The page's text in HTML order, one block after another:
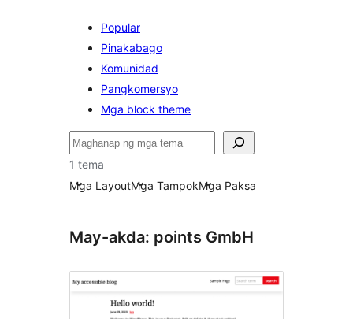
Popular
Pinakabago
Komunidad
Pangkomersyo
Mga block theme
Maghanap
1 tema
Mga LayoutMga TampokMga Paksa
May-akda: points GmbH